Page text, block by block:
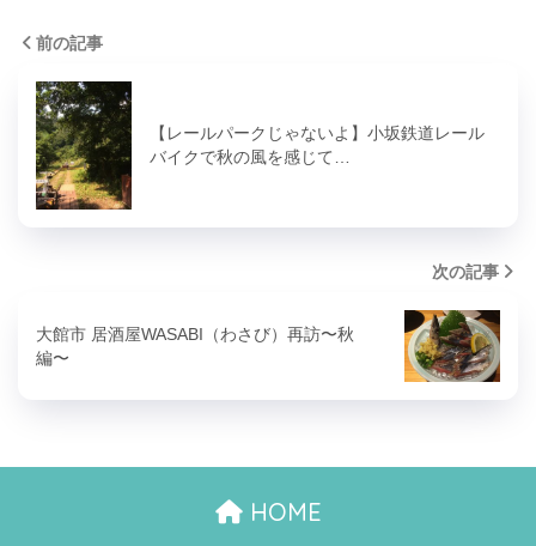
前の記事
【レールパークじゃないよ】小坂鉄道レール
バイクで秋の風を感じて…
次の記事
大館市 居酒屋WASABI（わさび）再訪〜秋
編〜
HOME